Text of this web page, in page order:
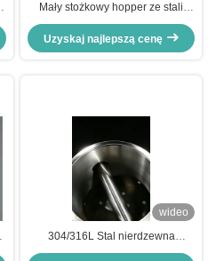
Mały stożkowy hopper ze stali
nierdzewnej, srebrny hopper 20L
Uzyskaj najlepszą cenę
wideo
304/316L Stal nierdzewna
Hygieniczne Związek z nitkami z